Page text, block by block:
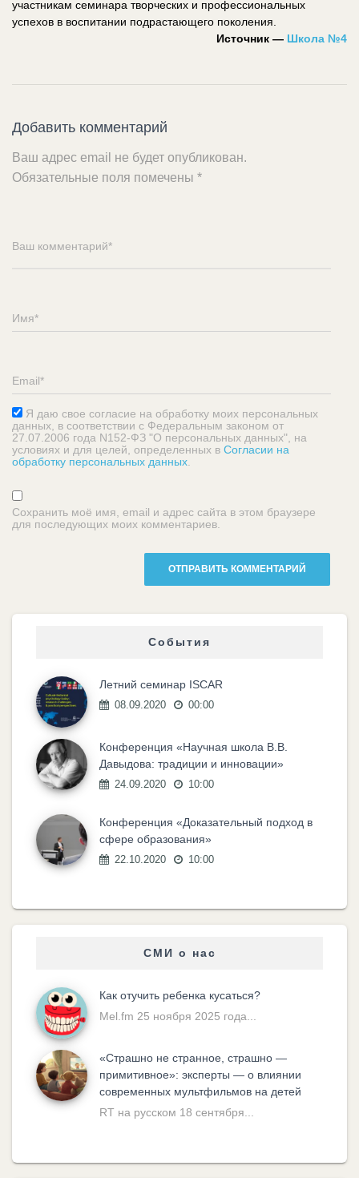
участникам семинара творческих и профессиональных
успехов в воспитании подрастающего поколения.
Источник — Школа №4
Добавить комментарий
Ваш адрес email не будет опубликован.
Обязательные поля помечены *
Я даю свое согласие на обработку моих персональных
данных, в соответствии с Федеральным законом от
27.07.2006 года N152-ФЗ "О персональных данных", на
условиях и для целей, определенных в Согласии на
обработку персональных данных
Сохранить моё имя, email и адрес сайта в этом браузере
для последующих моих комментариев.
События
Летний семинар ISCAR
08.09.2020 00:00
Конференция «Научная школа В.В.
Давыдова: традиции и инновации»
24.09.2020 10:00
Конференция «Доказательный подход в
сфере образования»
22.10.2020 10:00
СМИ о нас
Как отучить ребенка кусаться?
Mel.fm 25 ноября 2025 года...
«Cтрашно не странное, страшно —
примитивное»: эксперты — о влиянии
современных мультфильмов на детей
RT на русском 18 сентября...